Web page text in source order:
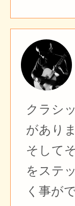
クラシ
があり
そして
をステ
く事が